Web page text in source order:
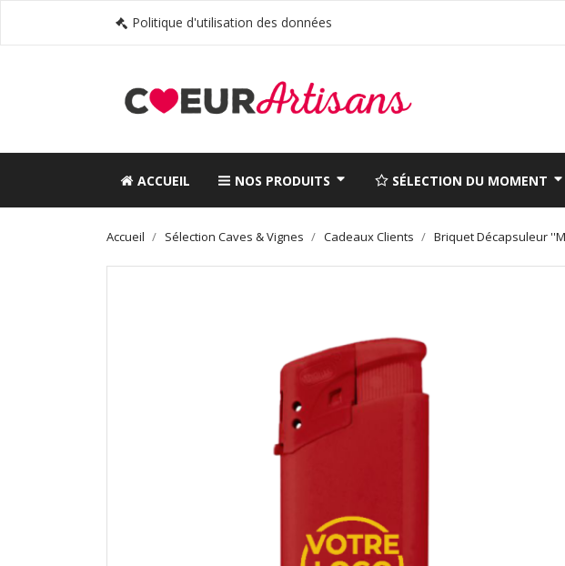
Politique d'utilisation des données
ACCUEIL NOS PRODUITS SÉLECTION DU MOMENT
Accueil Sélection Caves & Vignes Cadeaux Clients Briquet Décapsuleur